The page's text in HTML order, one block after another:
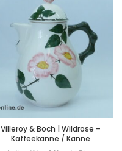
Villeroy & Boch | Wildrose –
Kaffeekanne / Kanne